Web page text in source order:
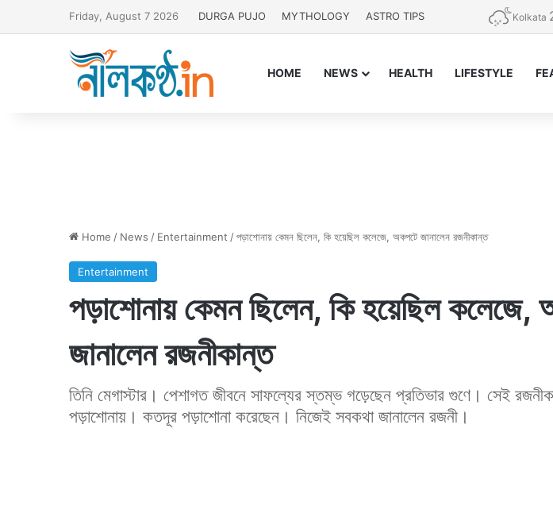
Friday, August 7 2026 DURGA PUJO MYTHOLOGY ASTRO TIPS Kolkata
HOME NEWS HEALTH LIFESTYLE
Home / News / Entertainment /পড়াশোনায় কেমন ছিলেন, কি হয়েছিল কলেজে, অকপটে জানালেন রজনীকান্ত
Entertainment
পড়াশোনায় কেমন ছিলেন, কি হয়েছিল কলেজে,
জানালেন রজনীকান্ত
তিনি মেগাস্টার। পেশাগত জীবনে সাফল্যের স্তম্ভ গড়েছেন প্রতিভার গুণে। সেই
পড়াশোনায়। কতদূর পড়াশোনা করেছেন। নিজেই সবকথা জানালেন রজনী।